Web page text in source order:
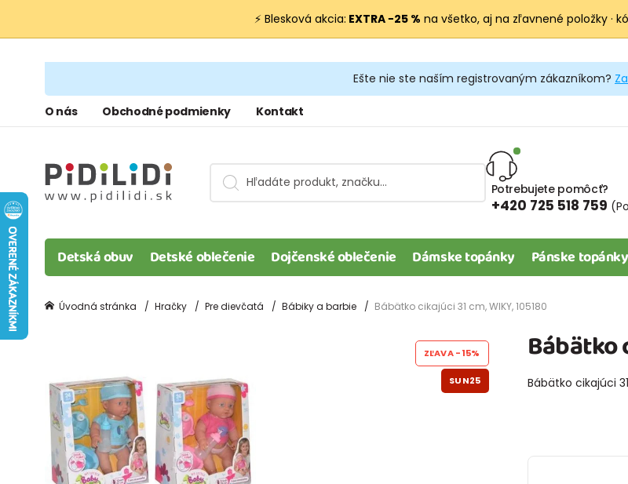
⚡ Blesková akcia: EXTRA −25 % na všetko, aj na zľavnené položky ·
Ešte nie ste naším registrovaným zákazníkom?
O nás Obchodné podmienky Kontakt
Potrebujete pomôcť?
+420 725 518 759
Detská obuv Detské oblečenie Dojčenské oblečenie Dámske topánky Pánske topánky
Úvodná stránka Hračky Pre dievčatá Bábiky a barbie Bábätko cikajúci 31 cm, WIKY, 105180
Bábätko
Bábätko cikajúci
ZĽAVA-15%
SUN25